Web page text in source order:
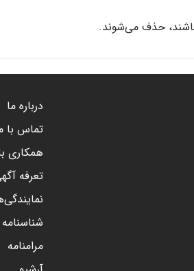
حذف می‌شوند.
درباره ما
تماس با
همکاری
تعرفه
شناسنامه
مرامنامه